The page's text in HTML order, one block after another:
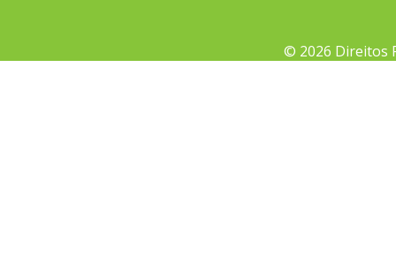
© 2026 Direitos